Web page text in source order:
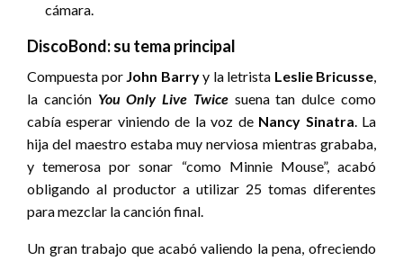
cámara.
DiscoBond: su tema principal
Compuesta por John Barryy la letrista Leslie Bricusse,
la canción You Only Live Twicesuena tan dulce como
cabía esperar viniendo de la voz de Nancy Sinatra. La
hija del maestro estaba muy nerviosa mientras grababa,
y temerosa por sonar “como Minnie Mouse”, acabó
obligando al productor a utilizar 25 tomas diferentes
para mezclar la canción final.
Un gran trabajo que acabó valiendo la pena, ofreciendo